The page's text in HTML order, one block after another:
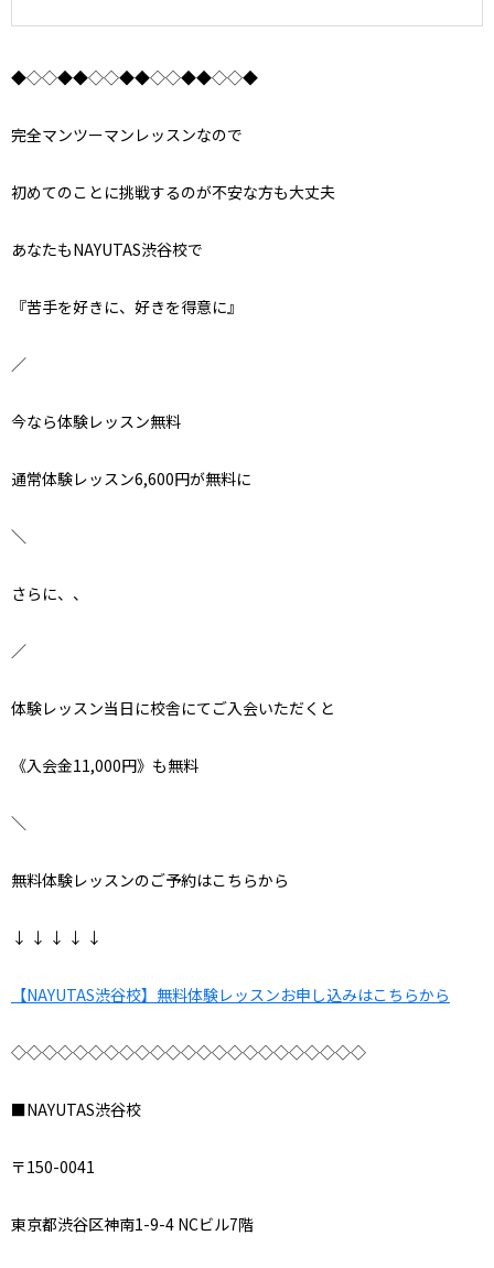
◆◇◇◆◆◇◇◆◆◇◇◆◆◇◇◆
完全マンツーマンレッスンなので
初めてのことに挑戦するのが不安な方も大丈夫
あなたもNAYUTAS渋谷校で
『苦手を好きに、好きを得意に』
／
今なら体験レッスン無料
通常体験レッスン6,600円が無料に
＼
さらに、、
／
体験レッスン当日に校舎にてご入会いただくと
《入会金11,000円》も無料
＼
無料体験レッスンのご予約はこちらから
↓ ↓ ↓ ↓ ↓
【NAYUTAS渋谷校】無料体験レッスンお申し込みはこちらから
◇◇◇◇◇◇◇◇◇◇◇◇◇◇◇◇◇◇◇◇◇◇◇
■NAYUTAS渋谷校
〒150-0041
東京都渋谷区神南1-9-4 NCビル7階